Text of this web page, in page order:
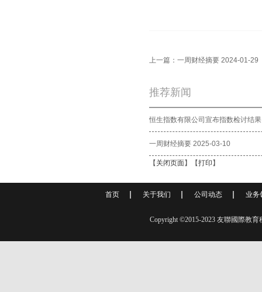
上一篇： 一周财经摘要 2024-01-29
推荐新闻
恒生指数有限公司宣布指数检讨结果
一周财经摘要 2025-03-10
【 关闭页面】【打印 】
首页 关于我们 公司动态 业务
Copyright ©2015-2023 友聯國際教